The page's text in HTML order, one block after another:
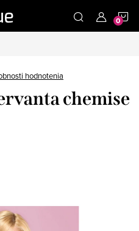
hodnotenia
chemise